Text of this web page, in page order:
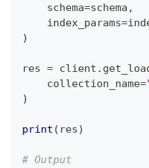
    schema
=schema ,
    index_params
=
)
res = client .
    collection_name
=
)
print ( res)
# Output